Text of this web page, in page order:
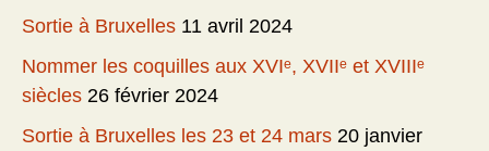
Sortie à Bruxelles 11 avril 2024
Nommer les coquilles aux XVIᵉ, XVIIᵉ et XVIIIᵉ
siècles 26 février 2024
Sortie à Bruxelles les 23 et 24 mars 20 janvier